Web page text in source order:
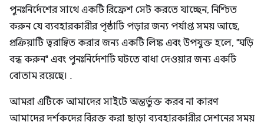
পুনঃনির্দেশের সাথে একটি রিফ্রেশ সেট করতে যাচ্ছেন, নিশ্চিত
করুন যে ব্যবহারকারীর পৃষ্ঠাটি পড়ার জন্য পর্যাপ্ত সময় আছে,
প্রক্রিয়াটি ত্বরান্বিত করার জন্য একটি লিঙ্ক এবং উপযুক্ত হলে, "ঘড়ি
বন্ধ করুন" এবং পুনঃনির্দেশটি ঘটতে বাধা দেওয়ার জন্য একটি
বোতাম রয়েছে। .
আমরা এটিকে আমাদের সাইটে অন্তর্ভুক্ত করব না কারণ
আমাদের দর্শকদের বিরক্ত করা ছাড়া ব্যবহারকারীর সেশনের সময়